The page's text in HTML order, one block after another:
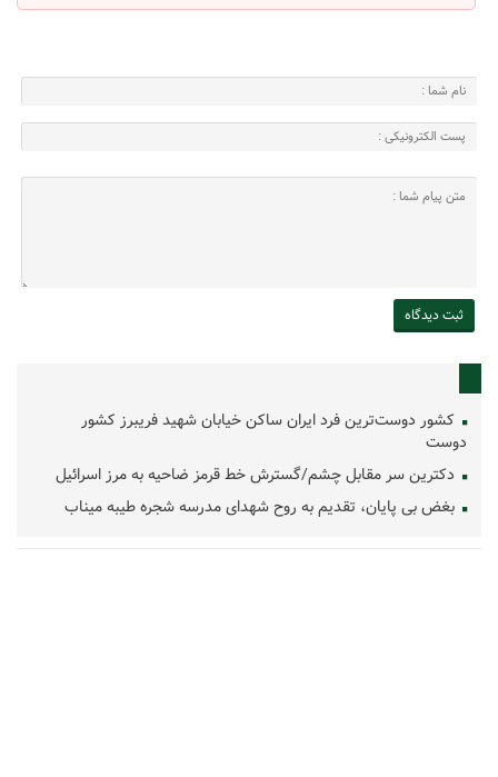
کشور دوست‌ترین فرد ایران ساکن خیابان شهید فریبرز کشور
دوست
دکترین سر مقابل چشم/گسترش خط قرمز ضاحیه به مرز اسرائیل
بغض بی پایان، تقدیم به روح شهدای مدرسه شجره طیبه میناب